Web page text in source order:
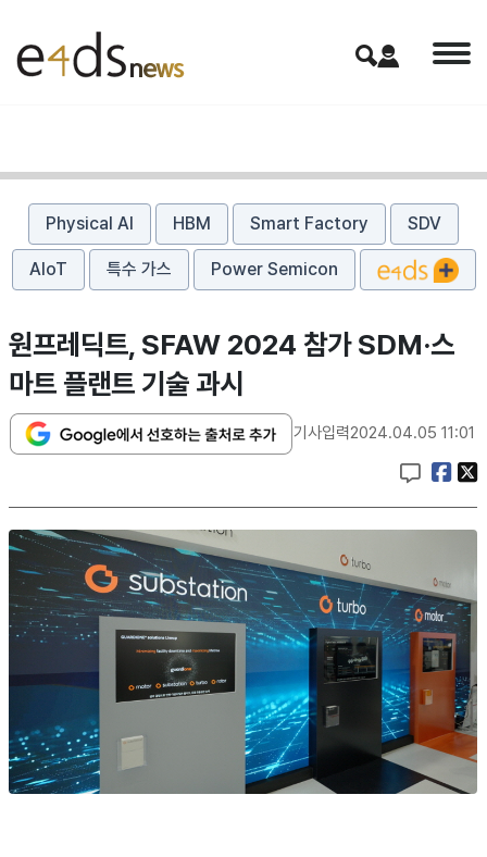
Physical AI HBM Smart Factory SDV
AIoT 특수 가스 Power Semicon
원프레딕트, SFAW 2024 참가 SDM·스
마트 플랜트 기술 과시
기사입력2024.04.05 11:01